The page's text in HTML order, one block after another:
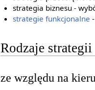
strategia biznesu -
strategie funkcjonalne
Rodzaje strategii
ze względu na